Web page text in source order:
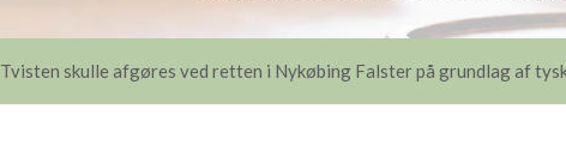
Tvisten skulle afgøres ved retten i Nykøbing Falster på grundlag af